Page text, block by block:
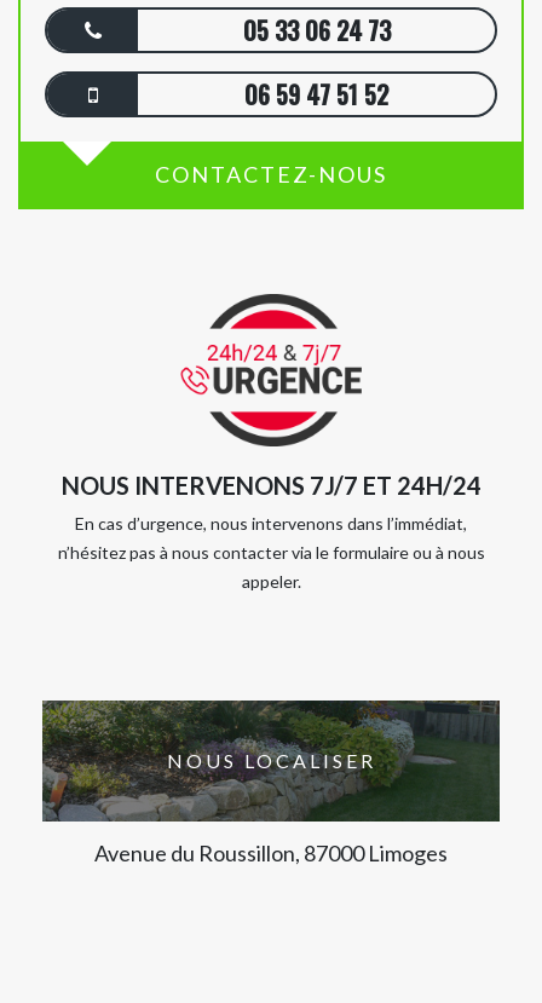
05 33 06 24 73
06 59 47 51 52
CONTACTEZ-NOUS
NOUS INTERVENONS 7J/7 ET 24H/24
En cas d’urgence, nous intervenons dans l’immédiat,
n’hésitez pas à nous contacter via le formulaire ou à nous
appeler.
NOUS LOCALISER
Avenue du Roussillon, 87000 Limoges